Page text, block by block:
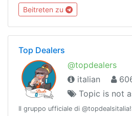
@ElementRules➡️ Canale:
@TimeCorporate
Beitreten zu
Top Dealers
@topdealers
italian
Topic is not
Il gruppo ufficiale di